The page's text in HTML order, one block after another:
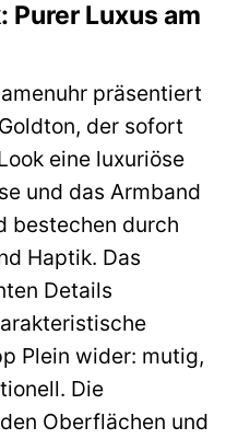
Luxus am
präsentiert
der sofort
eine luxuriöse
und das Armband
bestechen durch
Haptik. Das
Details
Plein wider: mutig,
Die
Oberflächen und